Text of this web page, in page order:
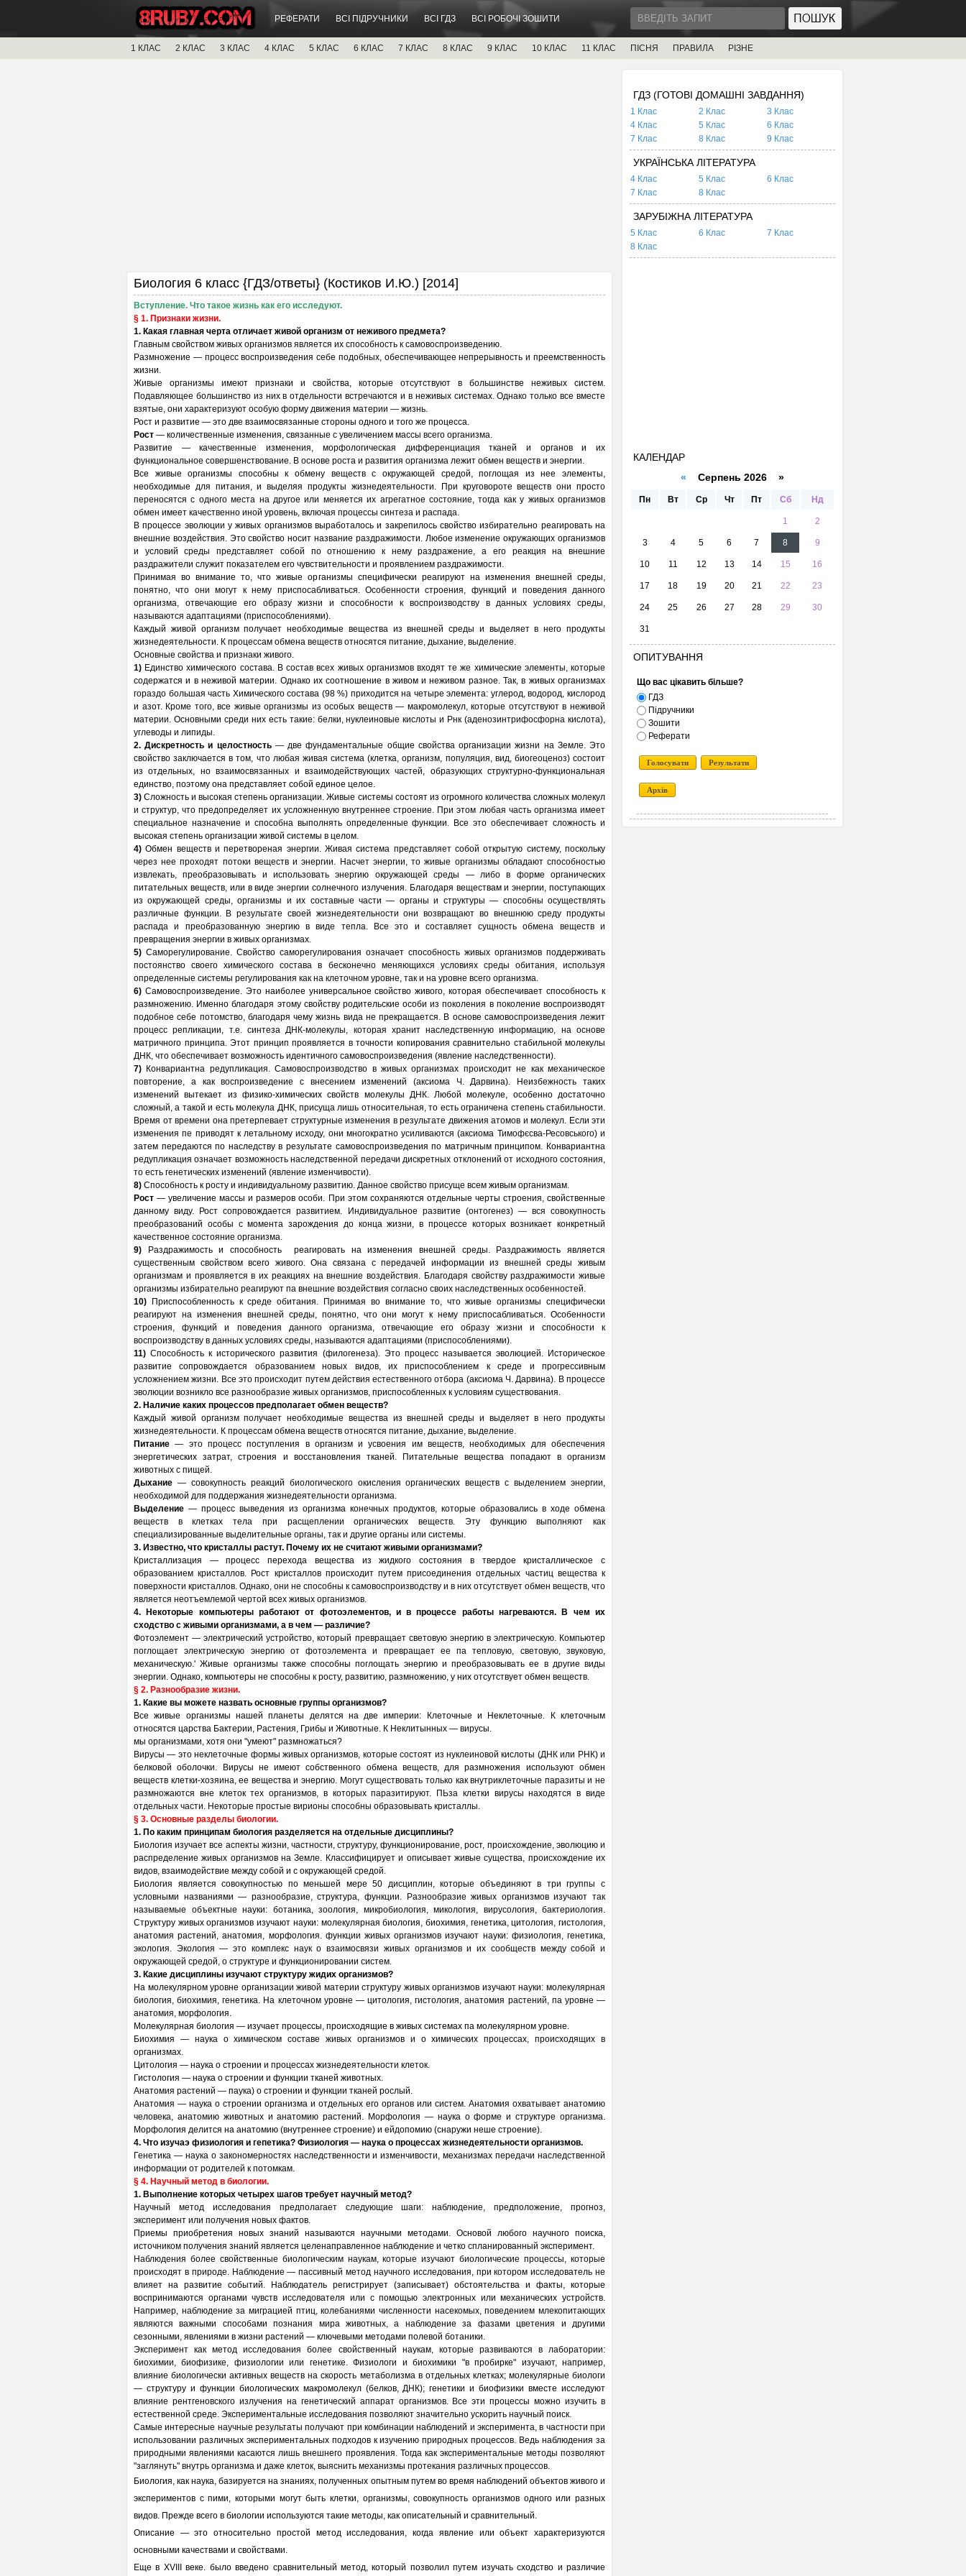
РЕФЕРАТИ ВСІ ПІДРУЧНИКИ ВСІ ГДЗ ВСІ РОБОЧІ ЗОШИТИ
1 КЛАС 2 КЛАС 3 КЛАС 4 КЛАС 5 КЛАС 6 КЛАС 7 КЛАС 8 КЛАС 9 КЛАС 10 КЛАС 11 КЛАС ПІСНЯ ПРАВИЛА РІЗНЕ
Биология 6 класс {ГДЗ/ответы} (Костиков И.Ю.) [2014]
Вступление. Что такое жизнь как его исследуют.
§ 1. Признаки жизни.
1. Какая главная черта отличает живой организм от неживого предмета?
Главным свойством живых организмов является их способность к самовоспроизведению.
Размножение — процесс воспроизведения себе подобных, обеспечивающее непрерывность и преемственность
жизни.
Живые организмы имеют признаки и свойства, которые отсутствуют в большинстве неживых систем.
Подавляющее большинство из них в отдельности встречаются и в неживых системах. Однако только все вместе
взятые, они характеризуют особую форму движения материи — жизнь.
Рост и развитие — это две взаимосвязанные стороны одного и того же процесса.
Рост — количественные изменения, связанные с увеличением массы всего организма.
Развитие — качественные изменения, морфологическая дифференциация тканей и органов и их
функциональное совершенствование. В основе роста и развития организма лежит обмен веществ и энергии.
Все живые организмы способны к обмену веществ с окружающей средой, поглощая из нее элементы,
необходимые для питания, и выделяя продукты жизнедеятельности. При круговороте веществ они просто
переносятся с одного места на другое или меняется их агрегатное состояние, тогда как у живых организмов
обмен имеет качественно иной уровень, включая процессы синтеза и распада.
В процессе эволюции у живых организмов выработалось и закрепилось свойство избирательно реагировать на
внешние воздействия. Это свойство носит название раздражимости. Любое изменение окружающих организмов
и условий среды представляет собой по отношению к нему раздражение, а его реакция на внешние
раздражители служит показателем его чувствительности и проявлением раздражимости.
Принимая во внимание то, что живые организмы специфически реагируют на изменения внешней среды,
понятно, что они могут к нему приспосабливаться. Особенности строения, функций и поведения данного
организма, отвечающие его образу жизни и способности к воспроизводству в данных условиях среды,
называются адаптациями (приспособлениями).
Каждый живой организм получает необходимые вещества из внешней среды и выделяет в него продукты
жизнедеятельности. К процессам обмена веществ относятся питание, дыхание, выделение.
Основные свойства и признаки живого.
1) Единство химического состава. В состав всех живых организмов входят те же химические элементы, которые
содержатся и в неживой материи. Однако их соотношение в живом и неживом разное. Так, в живых организмах
гораздо большая часть Химического состава (98 %) приходится на четыре элемента: углерод, водород, кислород
и азот. Кроме того, все живые организмы из особых веществ — макромолекул, которые отсутствуют в неживой
материи. Основными среди них есть такие: белки, нуклеиновые кислоты и Рнк (аденозинтрифосфорна кислота),
углеводы и липиды.
2. Дискретность и целостность— две фундаментальные общие свойства организации жизни на Земле. Это
свойство заключается в том, что любая живая система (клетка, организм, популяция, вид, биогеоценоз) состоит
из отдельных, но взаимосвязанных и взаимодействующих частей, образующих структурно-функциональная
единство, поэтому она представляет собой единое целое.
3) Сложность и высокая степень организации. Живые системы состоят из огромного количества сложных молекул
и структур, что предопределяет их усложненную внутреннее строение. При этом любая часть организма имеет
специальное назначение и способна выполнять определенные функции. Все это обеспечивает сложность и
высокая степень организации живой системы в целом.
4) Обмен веществ и перетвореная энергии. Живая система представляет собой открытую систему, поскольку
через нее проходят потоки веществ и энергии. Насчет энергии, то живые организмы обладают способностью
извлекать, преобразовывать и использовать энергию окружающей среды — либо в форме органических
питательных веществ, или в виде энергии солнечного излучения. Благодаря веществам и энергии, поступающих
из окружающей среды, организмы и их составные части — органы и структуры — способны осуществлять
различные функции. В результате своей жизнедеятельности они возвращают во внешнюю среду продукты
распада и преобразованную энергию в виде тепла. Все это и составляет сущность обмена веществ и
превращения энергии в живых организмах.
5) Саморегулирование. Свойство саморегулирования означает способность живых организмов поддерживать
постоянство своего химического состава в бесконечно меняющихся условиях среды обитания, используя
определенные системы регулирования как на клеточном уровне, так и на уровне всего организма.
6) Самовоспроизведение. Это наиболее универсальное свойство живого, которая обеспечивает способность к
размножению. Именно благодаря этому свойству родительские особи из поколения в поколение воспроизводят
подобное себе потомство, благодаря чему жизнь вида не прекращается. В основе самовоспроизведения лежит
процесс репликации, т.е. синтеза ДНК-молекулы, которая хранит наследственную информацию, на основе
матричного принципа. Этот принцип проявляется в точности копирования сравнительно стабильной молекулы
ДНК, что обеспечивает возможность идентичного самовоспроизведения (явление наследственности).
7) Конвариантна редупликация. Самовоспроизводство в живых организмах происходит не как механическое
повторение, а как воспроизведение с внесением изменений (аксиома Ч. Дарвина). Неизбежность таких
изменений вытекает из физико-химических свойств молекулы ДНК. Любой молекуле, особенно достаточно
сложный, а такой и есть молекула ДНК, присуща лишь относительная, то есть ограничена степень стабильности.
Время от времени она претерпевает структурные изменения в результате движения атомов и молекул. Если эти
изменения пе приводят к летальному исходу, они многократно усиливаются (аксиома Тимофєсва-Ресовського) и
затем передаются по наследству в результате самовоспроизведения по матричным принципом. Конвариантна
редупликация означает возможность наследственной передачи дискретных отклонений от исходного состояния,
то есть генетических изменений (явление изменчивости).
8) Способность к росту и индивидуальному развитию. Данное свойство присуще всем живым организмам.
Рост — увеличение массы и размеров особи. При этом сохраняются отдельные черты строения, свойственные
данному виду. Рост сопровождается развитием. Индивидуальное развитие (онтогенез) — вся совокупность
преобразований особы с момента зарождения до конца жизни, в процессе которых возникает конкретный
качественное состояние организма.
9) Раздражимость и способность реагировать на изменения внешней среды. Раздражимость является
существенным свойством всего живого. Она связана с передачей информации из внешней среды живым
организмам и проявляется в их реакциях на внешние воздействия. Благодаря свойству раздражимости живые
организмы избирательно реагируют па внешние воздействия согласно своих наследственных особенностей.
10) Приспособленность к среде обитания. Принимая во внимание то, что живые организмы специфически
реагируют на изменения внешней среды, понятно, что они могут к нему приспосабливаться. Особенности
строения, функций и поведения данного организма, отвечающие его образу жизни и способности к
воспроизводству в данных условиях среды, называются адаптациями (приспособлениями).
11) Способность к исторического развития (филогенеза). Это процесс называется эволюцией. Историческое
развитие сопровождается образованием новых видов, их приспособлением к среде и прогрессивным
усложнением жизни. Все это происходит путем действия естественного отбора (аксиома Ч. Дарвина). В процессе
эволюции возникло все разнообразие живых организмов, приспособленных к условиям существования.
2. Наличие каких процессов предполагает обмен веществ?
Каждый живой организм получает необходимые вещества из внешней среды и выделяет в него продукты
жизнедеятельности. К процессам обмена веществ относятся питание, дыхание, выделение.
Питание — это процесс поступления в организм и усвоения им веществ, необходимых для обеспечения
энергетических затрат, строения и восстановления тканей. Питательные вещества попадают в организм
животных с пищей.
Дыхание — совокупность реакций биологического окисления органических веществ с выделением энергии,
необходимой для поддержания жизнедеятельности организма.
Выделение — процесс выведения из организма конечных продуктов, которые образовались в ходе обмена
веществ в клетках тела при расщеплении органических веществ. Эту функцию выполняют как
специализированные выделительные органы, так и другие органы или системы.
3. Известно, что кристаллы растут. Почему их не считают живыми организмами?
Кристаллизация — процесс перехода вещества из жидкого состояния в твердое кристаллическое с
образованием кристаллов. Рост кристаллов происходит путем присоединения отдельных частиц вещества к
поверхности кристаллов. Однако, они не способны к самовоспроизводству и в них отсутствует обмен веществ, что
является неотъемлемой чертой всех живых организмов.
4. Некоторые компьютеры работают от фотоэлементов, и в процессе работы нагреваются. В чем их
сходство с живыми организмами, а в чем — различие?
Фотоэлемент — электрический устройство, который превращает световую энергию в электрическую. Компьютер
поглощает электрическую энергию от фотоэлемента и превращает ее па тепловую, световую, звуковую,
механическую.' Живые организмы также способны поглощать энергию и преобразовывать ее в другие виды
энергии. Однако, компьютеры не способны к росту, развитию, размножению, у них отсутствует обмен веществ.
§ 2. Разнообразие жизни.
1. Какие вы можете назвать основные группы организмов?
Все живые организмы нашей планеты делятся на две империи: Клеточные и Неклеточные. К клеточным
относятся царства Бактерии, Растения, Грибы и Животные. К Неклитынных — вирусы.
мы организмами, хотя они "умеют" размножаться?
Вирусы — это неклеточные формы живых организмов, которые состоят из нуклеиновой кислоты (ДНК или РНК) и
белковой оболочки. Вирусы не имеют собственного обмена веществ, для размножения используют обмен
веществ клетки-хозяина, ее вещества и энергию. Могут существовать только как внутриклеточные паразиты и не
размножаются вне клеток тех организмов, в которых паразитируют. ПЬза клетки вирусы находятся в виде
отдельных части. Некоторые простые вирионы способны образовывать кристаллы.
§ 3. Основные разделы биологии.
1. По каким принципам биология разделяется на отдельные дисциплины?
Биология изучает все аспекты жизни, частности, структуру, функционирование, рост, происхождение, эволюцию и
распределение живых организмов на Земле. Классифицирует и описывает живые существа, происхождение их
видов, взаимодействие между собой и с окружающей средой.
Биология является совокупностью по меньшей мере 50 дисциплин, которые объединяют в три группы с
условными названиями — разнообразие, структура, функции. Разнообразие живых организмов изучают так
называемые объектные науки: ботаника, зоология, микробиология, микология, вирусология, бактериология.
Структуру живых организмов изучают науки: молекулярная биология, биохимия, генетика, цитология, гистология,
анатомия растений, анатомия, морфология. функции живых организмов изучают науки: физиология, генетика,
экология. Экология — это комплекс наук о взаимосвязи живых организмов и их сообществ между собой и
окружающей средой, о структуре и функционировании систем.
3. Какие дисциплины изучают структуру жидих организмов?
На молекулярном уровне организации живой материи структуру живых организмов изучают науки: молекулярная
биология, биохимия, генетика. На клеточном уровне — цитология, гистология, анатомия растений, па уровне —
анатомия, морфология.
Молекулярная биология — изучает процессы, происходящие в живых системах па молекулярном уровне.
Биохимия — наука о химическом составе живых организмов и о химических процессах, происходящих в
организмах.
Цитология — наука о строении и процессах жизнедеятельности клеток.
Гистология — наука о строении и функции тканей животных.
Анатомия растений — паука) о строении и функции тканей рослый.
Анатомия — наука о строении организма и отдельных его органов или систем. Анатомия охватывает анатомию
человека, анатомию животных и анатомию растений. Морфология — наука о форме и структуре организма.
Морфология делится на анатомию (внутреннее строение) и ейдопомию (снаружи неше строение).
4. Что изучаэ физиология и гепетика? Физиология — наука о процессах жизнедеятельности организмов.
Генетика — наука о закономерностях наследственности и изменчивости, механизмах передачи наследственной
информации от родителей к потомкам.
§ 4. Научный метод в биологии.
1. Выполнение которых четырех шагов требует научный метод?
Научный метод исследования предполагает следующие шаги: наблюдение, предположение, прогноз,
эксперимент или получения новых фактов.
Приемы приобретения новых знаний называются научными методами. Основой любого научного поиска,
источником получения знаний является целенаправленное наблюдение и четко спланированный эксперимент.
Наблюдения более свойственные биологическим наукам, которые изучают биологические процессы, которые
происходят в природе. Наблюдение — пассивный метод научного исследования, при котором исследователь не
влияет на развитие событий. Наблюдатель регистрирует (записывает) обстоятельства и факты, которые
воспринимаются органами чувств исследователя или с помощью электронных или механических устройств.
Например, наблюдение за миграцией птиц, колебаниями численности насекомых, поведением млекопитающих
являются важными способами познания мира животных, а наблюдение за фазами цветения и другими
сезонными, явлениями в жизни растений — ключевыми методами полевой ботаники.
Эксперимент как метод исследования более свойственный наукам, которые развиваются в лаборатории:
биохимии, биофизике, физиологии или генетике. Физиологи и биохимики "в пробирке" изучают, например,
влияние биологически активных веществ на скорость метаболизма в отдельных клетках; молекулярные биологи
— структуру и функции биологических макромолекул (белков, ДНК); генетики и биофизики вместе исследуют
влияние рентгеновского излучения на генетический аппарат организмов. Все эти процессы можно изучить в
естественной среде. Экспериментальные исследования позволяют значительно ускорить научный поиск.
Самые интересные научные результаты получают при комбинации наблюдений и эксперимента, в частности при
использовании различных экспериментальных подходов к изучению природных процессов. Ведь наблюдения за
природными явлениями касаются лишь внешнего проявления. Тогда как экспериментальные методы позволяют
"заглянуть" внутрь организма и даже клеток, выяснить механизмы протекания различных процессов.
Биология, как наука, базируется на знаниях, полученных опытным путем во время наблюдений объектов живого и
экспериментов с пими, которыми могут быть клетки, организмы, совокупность организмов одного или разных
видов. Прежде всего в биологии используются такие методы, как описательный и сравнительный.
Описание — это относительно простой метод исследования, когда явление или объект характеризуются
основными качествами и свойствами.
Еще в XVIII веке. было введено сравнительный метод, который позволил путем изучать сходство и различие
ГДЗ (ГОТОВІ ДОМАШНІ ЗАВДАННЯ)
1 Клас 2 Клас
3 Клас
4 Клас
5 Клас
6 Клас
7 Клас
8 Клас 9 Клас
УКРАЇНСЬКА ЛІТЕРАТУРА
4 Клас 5 Клас
6 Клас
7 Клас
8 Клас
ЗАРУБІЖНА ЛІТЕРАТУРА
5 Клас 6 Клас
7 Клас
8 Клас
КАЛЕНДАР
« Серпень 2026 »
Пн Вт Ср Чт Пт Сб Нд
1 2
3 4 5 6 7 8 9
10 11 12 13 14 15 16
17 18 19 20 21 22 23
24 25 26 27 28 29 30
31
ОПИТУВАННЯ
Що вас цікавить більше?
ГДЗ
Підручники
Зошити
Реферати
Голосувати Результати
Архів